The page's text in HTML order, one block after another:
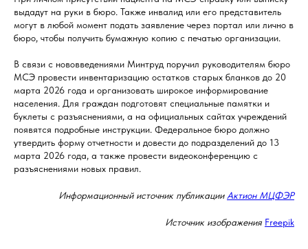
выдадут на руки в бюро. Также инвалид или его представитель
могут в любой момент подать заявление через портал или лично в
бюро, чтобы получить бумажную копию с печатью организации.
В связи с нововведениями Минтруд поручил руководителям бюро
МСЭ провести инвентаризацию остатков старых бланков до 20
марта 2026 года и организовать широкое информирование
населения. Для граждан подготовят специальные памятки и
буклеты с разъяснениями, а на официальных сайтах учреждений
появятся подробные инструкции. Федеральное бюро должно
утвердить форму отчетности и довести до подразделений до 13
марта 2026 года, а также провести видеоконференцию с
разъяснениями новых правил.
Информационный источник публикации Актион МЦФЭР
Источник изображения Freepik